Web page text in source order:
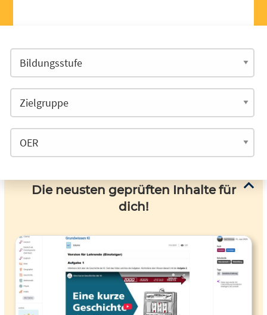
Die neusten geprüften Inhalte für
dich!